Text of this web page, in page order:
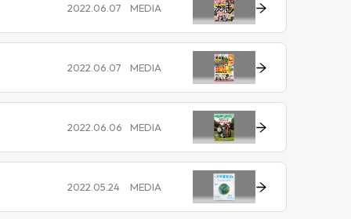
2022.06.07 MEDIA
2022.06.07 MEDIA
2022.06.06 MEDIA
2022.05.24 MEDIA